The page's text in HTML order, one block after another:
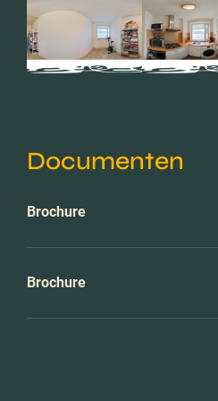
Documenten
Brochure
Brochure